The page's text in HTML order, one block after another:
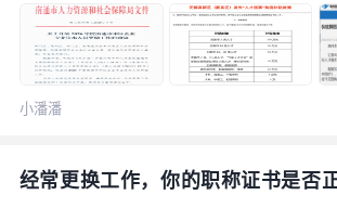
心浮动……昨天直播，又和一位常州的
“项目刚被砍，现在在家闲着，也不知道
能先去跑跑外卖吧。”我问他，副高评
字：“没心思。”这或许是很多同行现在
忙赶工，没空评；行情差时找活干，无
小潘潘
经常更换工作，你的职称证书是否